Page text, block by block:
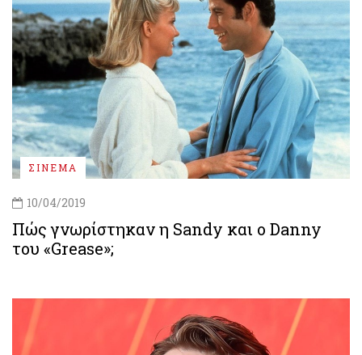
ΣΙΝΕΜΑ
10/04/2019
Πώς γνωρίστηκαν η Sandy και ο Danny
του «Grease»;